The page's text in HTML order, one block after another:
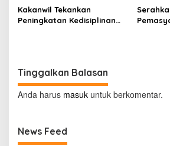
Kakanwil Tekankan
Peningkatan Kedisiplinan
Tinggalkan Balasan
Anda harus masuk untuk berkomentar.
News Feed